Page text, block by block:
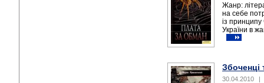
Жанр:
на себе
із
України в
Збоченці
30.04.2010 |